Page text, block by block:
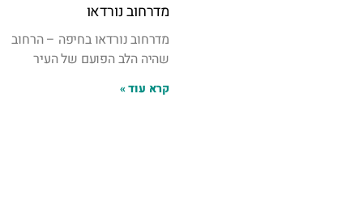
מדרחוב נורדאו
מדרחוב נורדאו בחיפה – הרחוב
שהיה הלב הפועם של העיר
קרא עוד »